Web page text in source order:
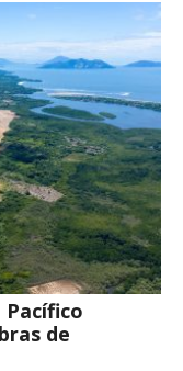
de